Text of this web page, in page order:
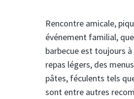
Rencontre amicale,
événement familial,
barbecue est toujours
repas légers, des
pâtes, féculents tels
sont entre autres